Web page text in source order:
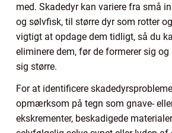
med. Skadedyr kan variere fra små
og sølvfisk, til større dyr som rotter
vigtigt at opdage dem tidligt, så du
eliminere dem, før de formerer sig
sig større.
For at identificere
opmærksom på tegn som gnave-
ekskrementer, beskadigede